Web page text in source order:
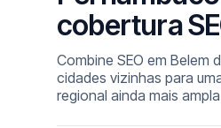
cobertura
Combine SEO em Belem
cidades vizinhas para
regional ainda mais